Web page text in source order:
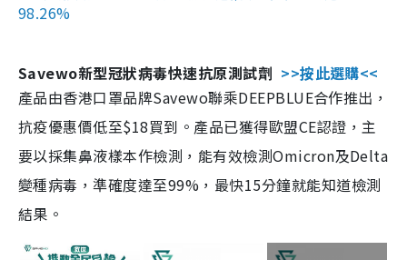
98.26%
Savewo新型冠狀病毒快速抗原測試劑 >>按此選購<<
產品由香港口罩品牌Savewo聯乘DEEPBLUE合作推出，
抗疫優惠價低至$18買到。產品已獲得歐盟CE認證，主
要以採集鼻液樣本作檢測，能有效檢測Omicron及Delta
變種病毒，準確度達至99%，最快15分鐘就能知道檢測
結果。